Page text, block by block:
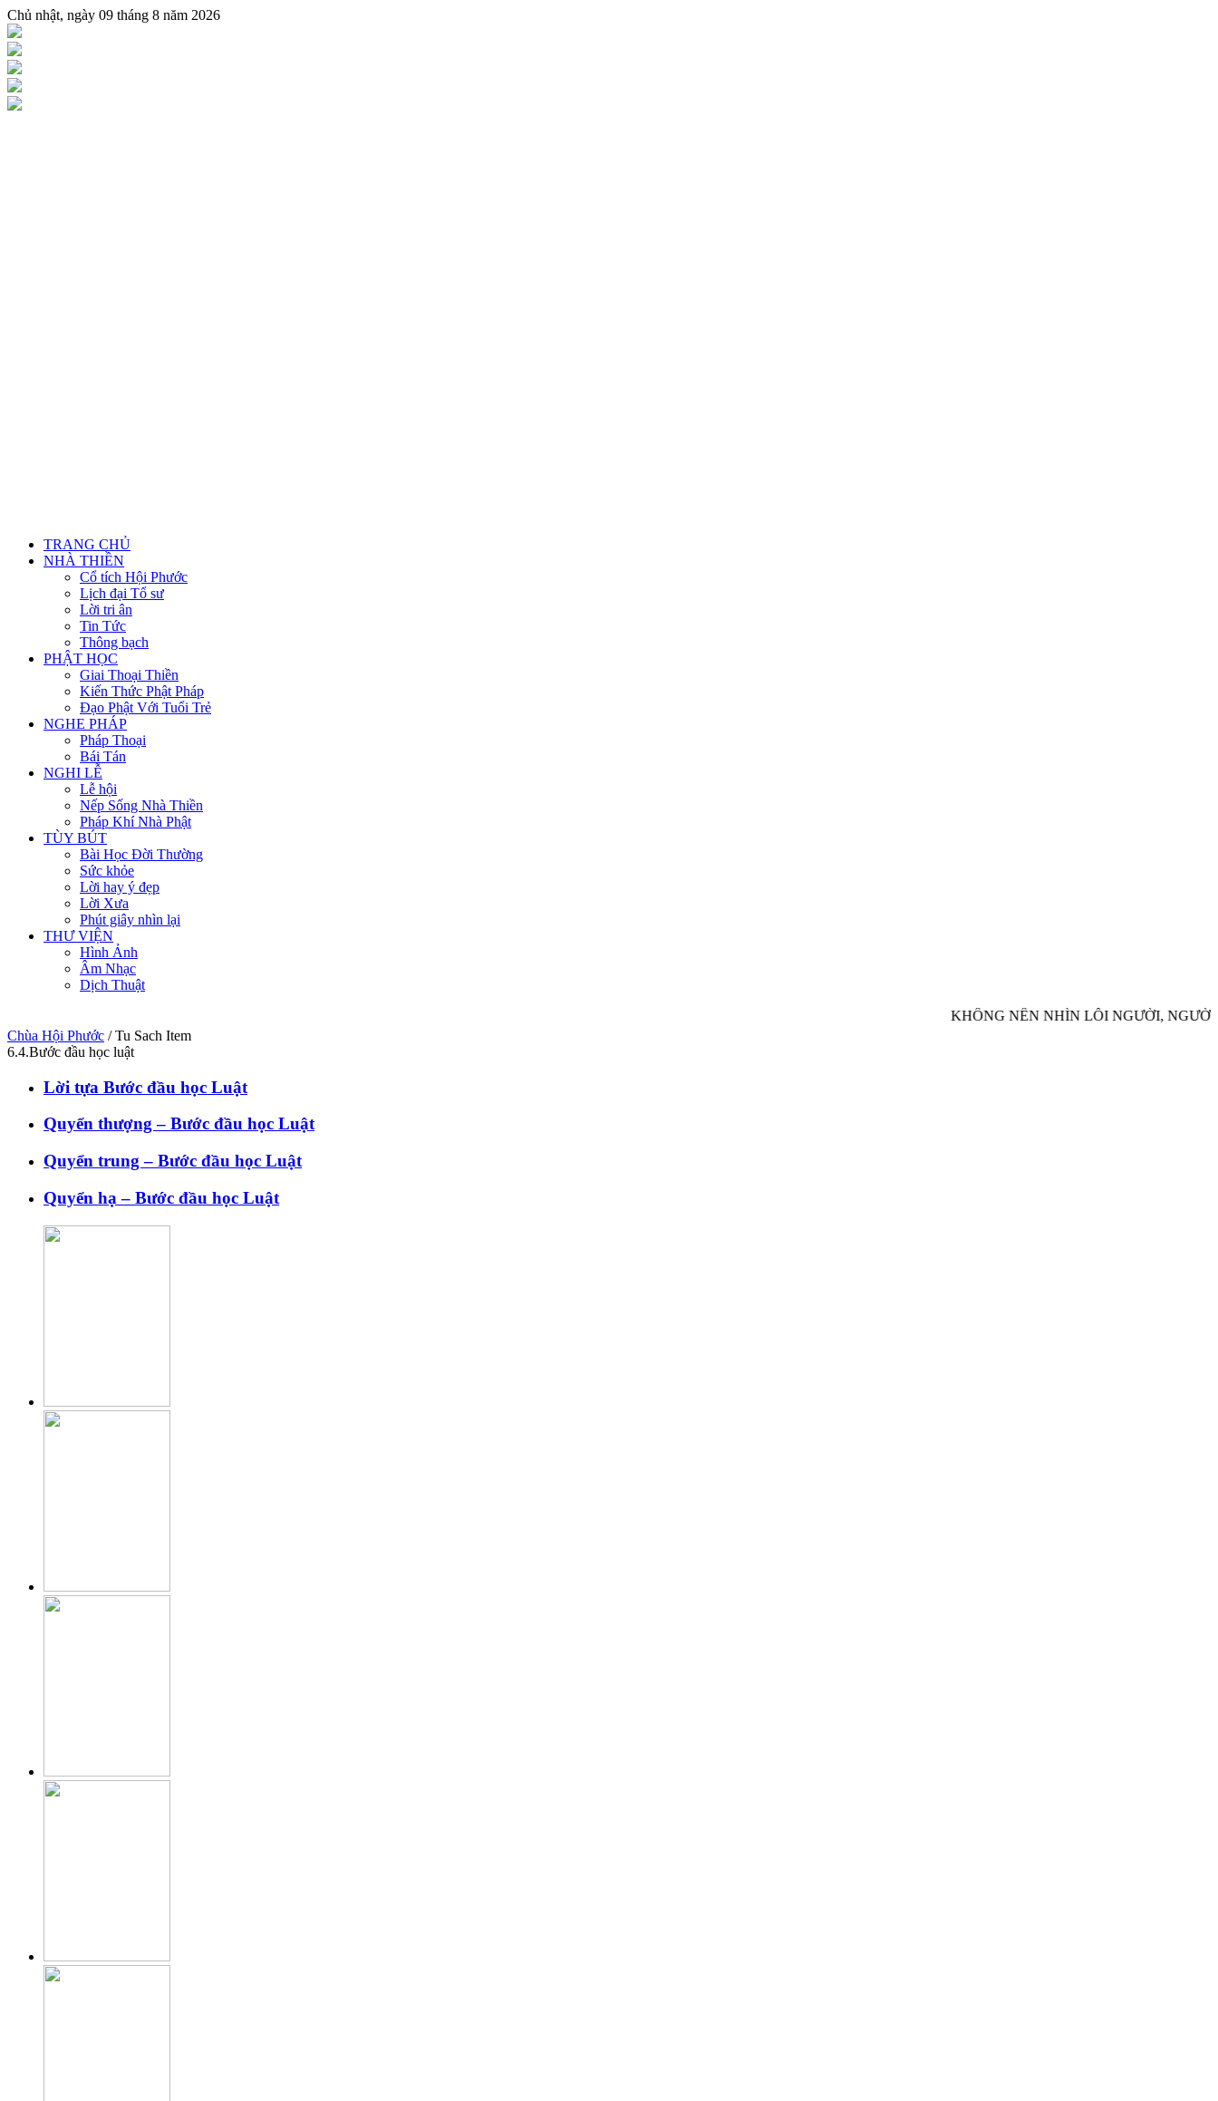
Chủ nhật, ngày 09 tháng 8 năm 2026
TRANG CHỦ
NHÀ THIỀN
Cổ tích Hội Phước
Lịch đại Tổ sư
Lời tri ân
Tin Tức
Thông bạch
PHẬT HỌC
Giai Thoại Thiền
Kiến Thức Phật Pháp
Đạo Phật Với Tuổi Trẻ
NGHE PHÁP
Pháp Thoại
Bái Tán
NGHI LỄ
Lễ hội
Nếp Sống Nhà Thiền
Pháp Khí Nhà Phật
TÙY BÚT
Bài Học Đời Thường
Sức khỏe
Lời hay ý đẹp
Lời Xưa
Phút giây nhìn lại
THƯ VIỆN
Hình Ảnh
Âm Nhạc
Dịch Thuật
KHÔNG NÊN NHÌN LỖI NGƯỜI,
Chùa Hội Phước / Tu Sach Item
6.4.Bước đầu học luật
Lời tựa Bước đầu học Luật
Quyển thượng – Bước đầu học Luật
Quyển trung – Bước đầu học Luật
Quyển hạ – Bước đầu học Luật